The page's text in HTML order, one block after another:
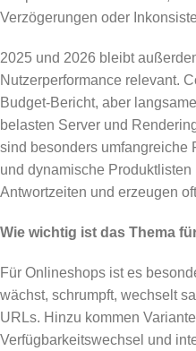
Verzögerungen oder
2025 und 2026 bleibt
Nutzerperformance relevant.
Budget-Bericht, aber
belasten Server und
sind besonders umfangreiche
und dynamische
Antwortzeiten und erzeugen
Wie wichtig ist das Thema
Für Onlineshops ist es
wächst, schrumpft, wechselt
URLs. Hinzu kommen
Verfügbarkeitswechsel und